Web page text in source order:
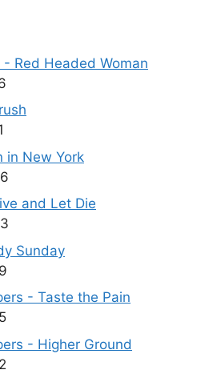
Red Headed Woman
in New York
and Let Die
Sunday
- Taste the Pain
- Higher Ground